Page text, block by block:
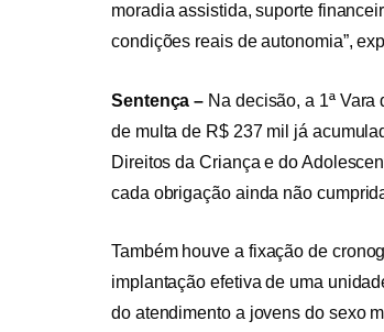
moradia assistida, suporte
condições reais de autonomia”,
Sentença – Na decisão, a 1ª
de multa de R$ 237 mil já
Direitos da Criança e do
cada obrigação ainda não
Também houve a fixação de
implantação efetiva de uma
do atendimento a jovens do sexo